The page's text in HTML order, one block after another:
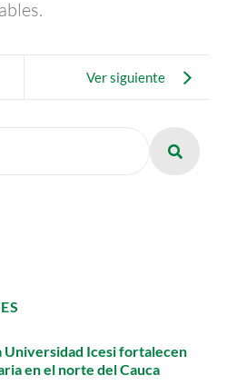
Ver siguiente
Universidad Icesi fortalecen
en el norte del Cauca